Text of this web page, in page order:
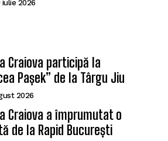
pentru noul sezon
Craiova participă la
Pașek” de la Târgu Jiu